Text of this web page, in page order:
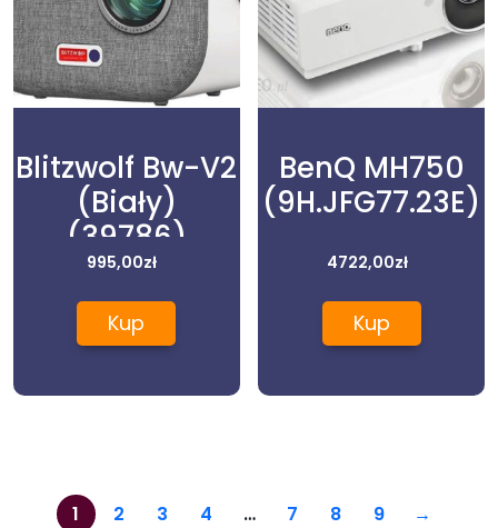
Blitzwolf Bw-V2
(Biały)
(39786)
995,00zł
Kup
BenQ MH750
(9H.JFG77.23E)
4722,00zł
Kup
1 2 3 4 … 7 8 9 →